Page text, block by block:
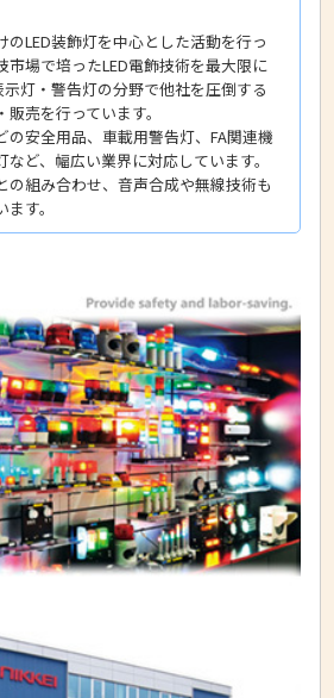
のLED装飾灯を中心とした活動を行っ
市場で培ったLED電飾技術を最大限に
灯・警告灯の分野で他社を圧倒する
売を行っています。
の安全用品、車載用警告灯、FA関連機
ど、幅広い業界に対応しています。
の組み合わせ、音声合成や無線技術も
す。